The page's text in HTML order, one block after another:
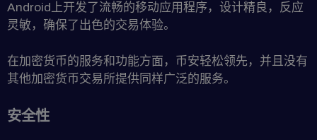
Android上开发了流畅的移动应用程序，设计精良，反应
灵敏，确保了出色的交易体验。
在加密货币的服务和功能方面，币安轻松领先，并且没有
其他加密货币交易所提供同样广泛的服务。
安全性